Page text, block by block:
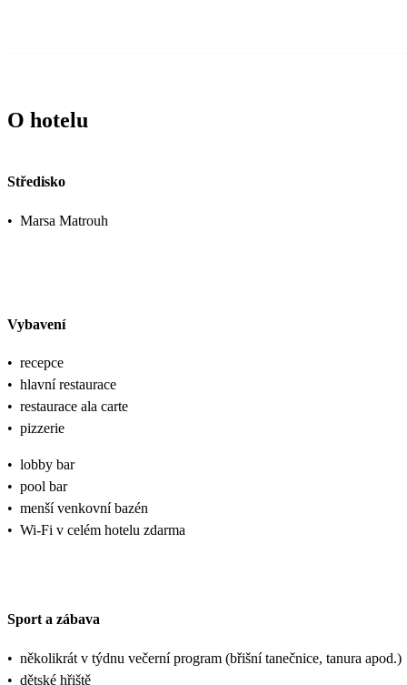
O hotelu
Středisko
• Marsa Matrouh
Vybavení
• recepce
• hlavní restaurace
• restaurace ala carte
• pizzerie
• lobby bar
• pool bar
• menší venkovní bazén
• Wi-Fi v celém hotelu zdarma
Sport a zábava
• několikrát v týdnu večerní program (břišní tanečnice, tanura apod.)
• dětské hřiště